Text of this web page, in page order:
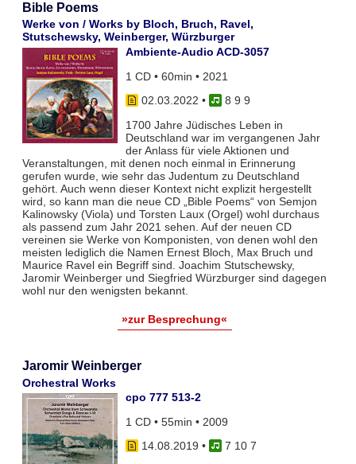
Bible Poems
Werke von / Works by Bloch, Bruch, Ravel,
Stutschewsky, Weinberger, Würzburger
Ambiente-Audio ACD-3057
1 CD • 60min • 2021
02.03.2022 •
8 9 9
1700 Jahre Jüdisches Leben in
Deutschland war im vergangenen Jahr
der Anlass für viele Aktionen und
Veranstaltungen, mit denen noch einmal in Erinnerung
gerufen wurde, wie sehr das Judentum zu Deutschland
gehört. Auch wenn dieser Kontext nicht explizit hergestellt
wird, so kann man die neue CD „Bible Poems“ von Semjon
Kalinowsky (Viola) und Torsten Laux (Orgel) wohl durchaus
als passend zum Jahr 2021 sehen. Auf der neuen CD
vereinen sie Werke von Komponisten, von denen wohl den
meisten lediglich die Namen Ernest Bloch, Max Bruch und
Maurice Ravel ein Begriff sind. Joachim Stutschewsky,
Jaromir Weinberger und Siegfried Würzburger sind dagegen
wohl nur den wenigsten bekannt.
»zur Besprechung«
Jaromir Weinberger
Orchestral Works
cpo 777 513-2
1 CD • 55min • 2009
14.08.2019 •
7 10 7